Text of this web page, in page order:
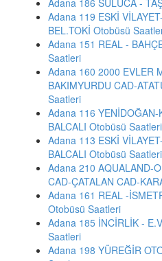
Adana 186 SULUCA -
Adana 119 ESKİ
BEL.TOKİ Otobüsü
Adana 151 REAL -
Saatleri
Adana 160 2000 EVLER
BAKIMYURDU CAD-
Saatleri
Adana 116 YENİDOĞAN-
BALCALI Otobüsü Saatleri
Adana 113 ESKİ
BALCALI Otobüsü Saatleri
Adana 210 AQUALAND-
CAD-ÇATALAN CAD-
Adana 161 REAL -
Otobüsü Saatleri
Adana 185 İNCİRLİK -
Saatleri
Adana 198 YÜREĞİR